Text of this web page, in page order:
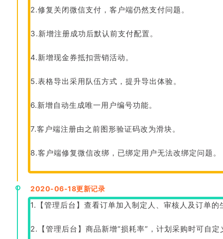
2.修复关闭微信支付，客户端仍然支付问题。
3.新增注册成功后默认前支付配置。
4.新增现金券抵扣营销活动。
5.表格导出采用队伍方式，提升导出体验。
6.新增自动生成唯一用户编号功能。
7.客户端注册由之前图形验证码改为滑块。
8.客户端修复微信改绑，已绑定用户无法改绑定问题。
2020-06-18更新记录
1.【管理后台】查看订单加入制定人、审核人及订单的
2.【管理后台】商品新增“损耗率”，计划采购时可自